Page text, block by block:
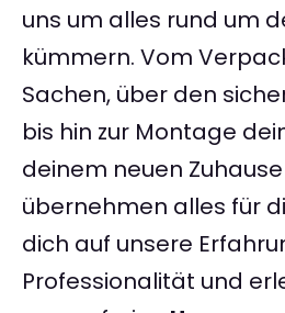
uns um alles rund um
kümmern. Vom
Sachen, über den
bis hin zur Montage
deinem neuen
übernehmen alles für
dich auf unsere
Professionalität und